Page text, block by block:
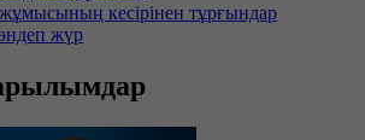
жұмысының кесірінен тұрғындар
жүр